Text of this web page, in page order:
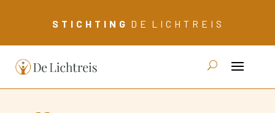
S T I C H T I N G D E L I C H T R E I S